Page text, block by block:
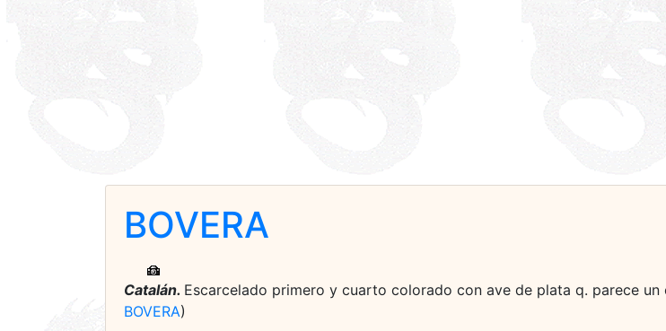
BOVERA
Catalán. Escarcelado primero y cuarto colorado con ave de plata q. parece
BOVERA)